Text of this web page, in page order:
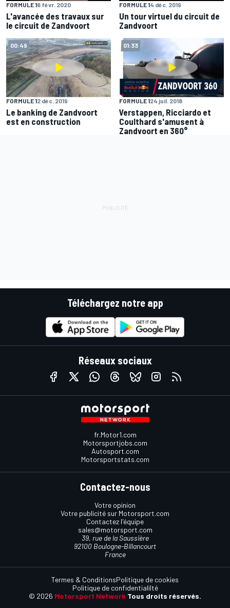
FORMULE 16 févr. 2020
L'avancée des travaux sur
le circuit de Zandvoort
FORMULE 14 déc. 2019
Un tour virtuel du circuit de
Zandvoort
00:49
FORMULE 12 déc. 2019
Le banking de Zandvoort
est en construction
01:33
FORMULE 124 juil. 2018
Verstappen, Ricciardo et
Coulthard s'amusent à
Zandvoort en 360°
Téléchargez notre app
Réseaux sociaux
fr.Motor1.com
Motorsportjobs.com
Autosport.com
Motorsportstats.com
Contactez-nous
Votre opinion
Votre publicité sur Motorsport.com
Contactez l'équipe
sales@motorsport.com
39, rue de la Saussière
92100 Boulogne-Billancourt
France
© 2026 Motorsport Network Tous droits réservés.
Termes & ConditionsPolitique de cookies
Politique de confidentialilté